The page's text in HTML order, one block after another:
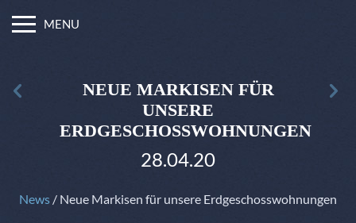
MENU
NEUE MARKISEN FÜR
UNSERE
ERDGESCHOSSWOHNUNGEN
28.04.20
News / Neue Markisen für unsere Erdgeschosswohnungen